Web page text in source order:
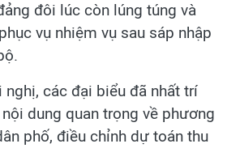
đôi lúc còn lúng túng và
vụ nhiệm vụ sau sáp nhập
nghị, các đại biểu đã nhất trí
dung quan trọng về phương
phố, điều chỉnh dự toán thu